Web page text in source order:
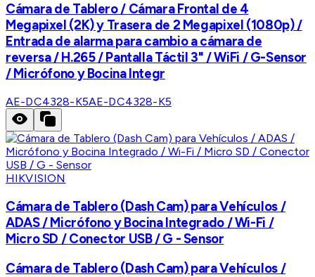
Cámara de Tablero / Cámara Frontal de 4
Megapixel (2K) y Trasera de 2 Megapixel (1080p) /
Entrada de alarma para cambio a cámara de
reversa / H.265 / Pantalla Táctil 3" / WiFi / G-Sensor
/ Micrófono y Bocina Integr
AE-DC4328-K5AE-DC4328-K5
HIKVISION
Cámara de Tablero (Dash Cam) para Vehículos /
ADAS / Micrófono y Bocina Integrado / Wi-Fi /
Micro SD / Conector USB / G - Sensor
Cámara de Tablero (Dash Cam) para Vehículos /